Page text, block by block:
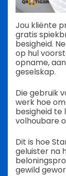
Jou kliënte
gratis
besigheid.
op hul
opname,
geselskap.
Die gebruik
werk hoe
besigheid te
volhoubare
Dit is hoe
geluister na
gewild